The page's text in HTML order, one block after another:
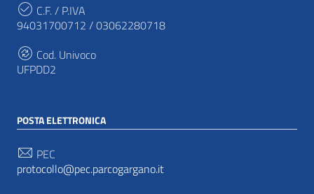
C.F. / P.IVA
94031700712 / 03062280718
Cod. Univoco
UFPDD2
POSTA ELETTRONICA
PEC
protocollo@pec.parcogargano.it